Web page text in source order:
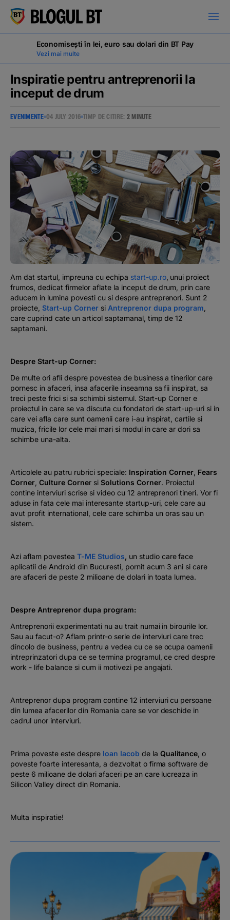
кириллица
Campanii
BT Pay
Evenimente
Podcast
The MacRO Zone
Pentru antreprenori
Banking, pe relaxare
Economisești în lei, euro sau dolari din BT Pay
Vezi mai multe
Inspiratie pentru antreprenorii la
inceput de drum
EVENIMENTE 04 JULY 2016 TIMP DE CITIRE: 2 MINUTE
Am dat startul, impreuna cu echipa start-up.ro, unui proiect
frumos, dedicat firmelor aflate la inceput de drum, prin care
aducem in lumina povesti cu si despre antreprenori. Sunt 2
proiecte, Start-up Cornersi Antreprenor dupa program
care cuprind cate un articol saptamanal, timp de 12
saptamani.
Despre Start-up Corner:
De multe ori afli despre povestea de business a tinerilor care
pornesc in afaceri, insa afacerile inseamna sa fii inspirat, sa
treci peste frici si sa schimbi sistemul. Start-up Corner e
proiectul in care se va discuta cu fondatori de start-up-uri si in
care vei afla care sunt oamenii care i-au inspirat, cartile si
muzica, fricile lor cele mai mari si modul in care ar dori sa
schimbe una-alta.
Articolele au patru rubrici speciale: Inspiration Corner Fears
Corner, Culture Corner siSolutions Corner. Proiectul
contine interviuri scrise si video cu 12 antreprenori tineri. Vor fi
aduse in fata cele mai interesante startup-uri, cele care au
avut profit international, cele care schimba un oras sau un
sistem.
Azi aflam povestea T-ME Studios, un studio care face
aplicatii de Android din Bucuresti, pornit acum 3 ani si care
are afaceri de peste 2 milioane de dolari in toata lumea.
Despre Antreprenor dupa program:
Antreprenorii experimentati nu au trait numai in birourile lor.
Sau au facut-o? Aflam printr-o serie de interviuri care trec
dincolo de business, pentru a vedea cu ce se ocupa oamenii
intreprinzatori dupa ce se termina programul, ce cred despre
work - life balance si cum ii motivezi pe angajati.
Antreprenor dupa program contine 12 interviuri cu persoane
din lumea afacerilor din Romania care se vor deschide in
cadrul unor interviuri.
Prima poveste este despre Ioan Iacob de la Qualitance , o
poveste foarte interesanta, a dezvoltat o firma software de
peste 6 milioane de dolari afaceri pe an care lucreaza in
Silicon Valley direct din Romania.
Multa inspiratie!